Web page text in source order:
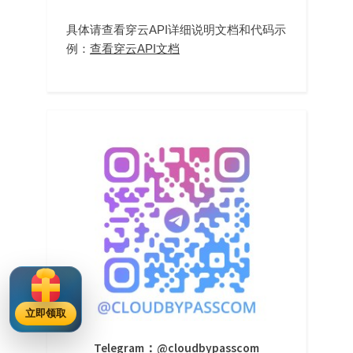
具体请查看穿云API详细说明文档和代码示
例： 查看穿云API文档
Telegram：@cloudbypasscom
立即领取